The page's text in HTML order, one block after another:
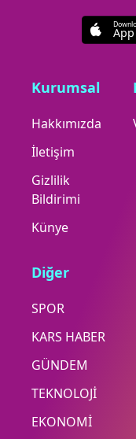
Kurumsal
Hakkımızda
İletişim
Gizlilik
Bildirimi
Künye
Diğer
SPOR
KARS HABER
GÜNDEM
TEKNOLOJİ
EKONOMİ